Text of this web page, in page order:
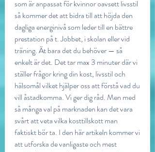
som är anpassat för kvinnor oavsett livsstil
så kommer det att bidra till att höjda den
dagliga energinivå som leder till en bättre
prestation på t. Jobbet, i skolan eller vid
träning. Ät bara det du behöver — så
enkelt är det. Det tar max 3 minuter där vi
ställer frågor kring din kost, livsstil och
hälsomål vilket hjälper oss att förstå vad du
vill åstadkomma. Vi ger dig råd. Men med
så många val på marknaden kan det vara
svårt att veta vilka kosttillskott man
faktiskt bör ta. I den här artikeln kommer vi
att utforska de vanligaste och mest